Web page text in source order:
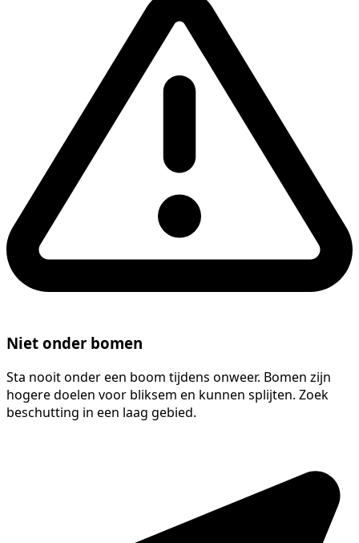
Niet onder bomen
Sta nooit onder een boom tijdens onweer. Bomen zijn
hogere doelen voor bliksem en kunnen splijten. Zoek
beschutting in een laag gebied.